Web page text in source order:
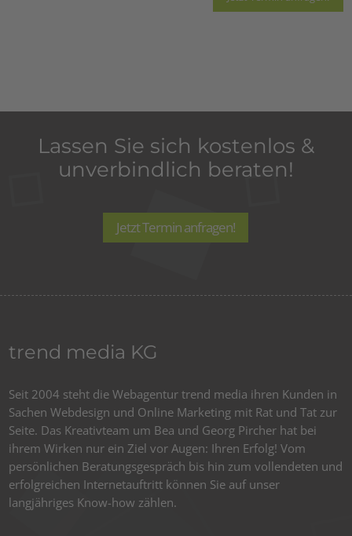
Lassen Sie sich kostenlos &
unverbindlich beraten!
Jetzt Termin anfragen!
trend media KG
Seit 2004 steht die Webagentur trend media ihren Kunden in
Sachen Webdesign und Online Marketing mit Rat und Tat zur
Seite. Das Kreativteam um Bea und Georg Pircher hat bei
ihrem Wirken nur ein Ziel vor Augen: Ihren Erfolg! Vom
persönlichen Beratungsgespräch bis hin zum vollendeten und
erfolgreichen Internetauftritt können Sie auf unser
langjähriges Know-how zählen.